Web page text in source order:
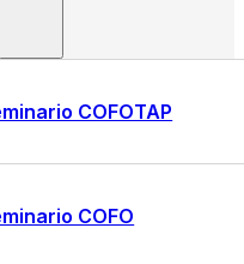
COFOTAP
COFO